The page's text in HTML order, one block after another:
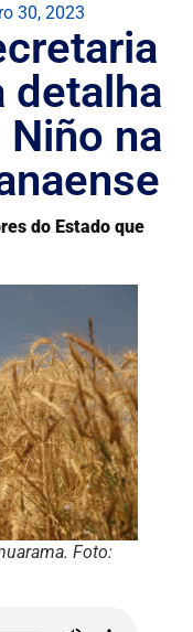
30, 2023
detalha
na
do Estado que
Foto: